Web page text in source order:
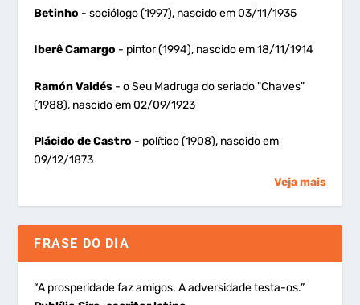
Betinho - sociólogo (1997), nascido em 03/11/1935
Iberê Camargo - pintor (1994), nascido em 18/11/1914
Ramón Valdés - o Seu Madruga do seriado "Chaves"
(1988), nascido em 02/09/1923
Plácido de Castro - político (1908), nascido em
09/12/1873
Veja mais
FRASE DO DIA
“A prosperidade faz amigos. A adversidade testa-os.”